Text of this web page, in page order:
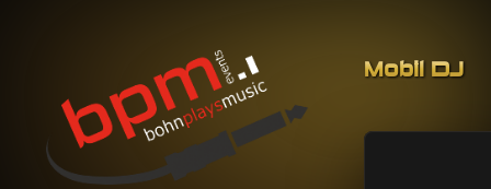
Mobil DJ